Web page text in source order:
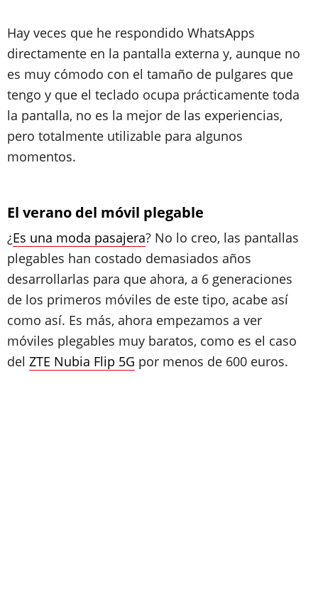
Hay veces que he respondido WhatsApps
directamente en la pantalla externa y, aunque no
es muy cómodo con el tamaño de pulgares que
tengo y que el teclado ocupa prácticamente toda
la pantalla, no es la mejor de las experiencias,
pero totalmente utilizable para algunos
momentos.
El verano del móvil plegable
¿Es una moda pasajera? No lo creo, las pantallas
plegables han costado demasiados años
desarrollarlas para que ahora, a 6 generaciones
de los primeros móviles de este tipo, acabe así
como así. Es más, ahora empezamos a ver
móviles plegables muy baratos, como es el caso
del ZTE Nubia Flip 5G por menos de 600 euros.